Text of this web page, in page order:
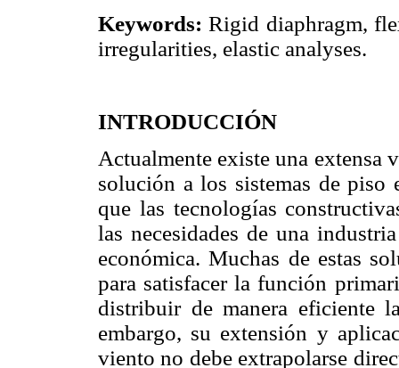
Keywords: Rigid diaphragm,
irregularities, elastic analyses.
INTRODUCCIÓN
Actualmente existe una extensa
solución a los sistemas de piso
que las tecnologías
las necesidades de una
económica. Muchas de estas
para satisfacer la función
distribuir de manera eficiente
embargo, su extensión y
viento no debe extrapolarse